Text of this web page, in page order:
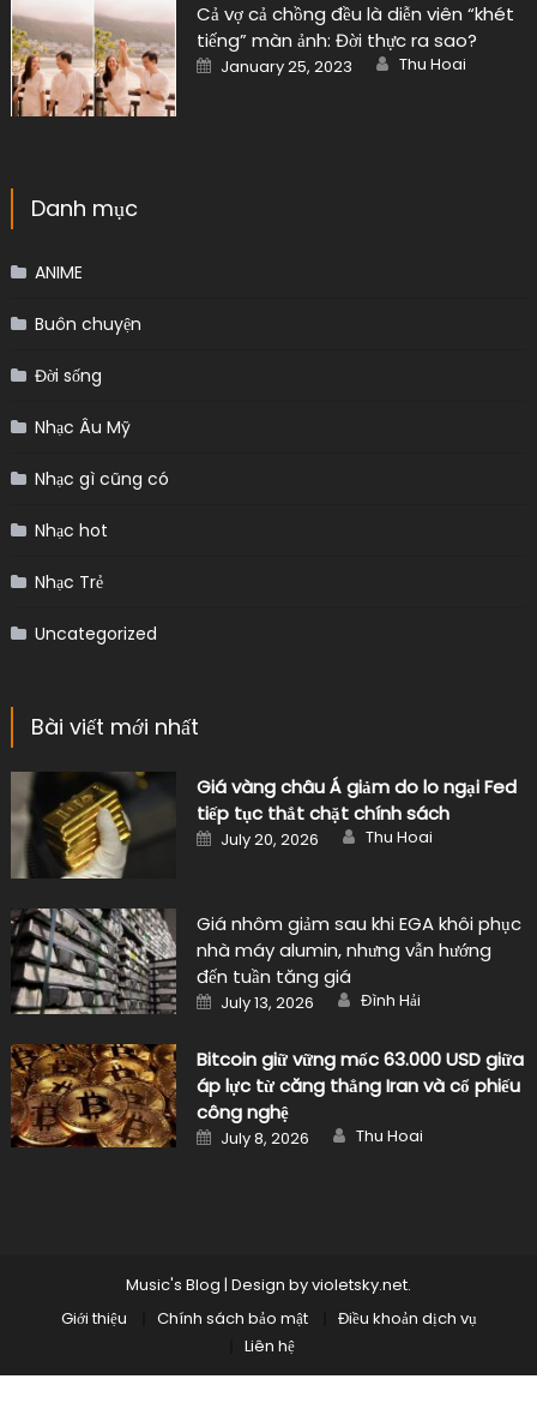
Cả vợ cả chồng đều là diễn viên “khét
tiếng” màn ảnh: Đời thực ra sao?
Posted
on
January 25, 2023 Author
Thu Hoai
Danh mục
ANIME
Buôn chuyện
Đời sống
Nhạc Âu Mỹ
Nhạc gì cũng có
Nhạc hot
Nhạc Trẻ
Uncategorized
Bài viết mới nhất
Giá vàng châu Á giảm do lo ngại Fed
tiếp tục thắt chặt chính sách
Posted
on
July 20, 2026 Author
Thu Hoai
Giá nhôm giảm sau khi EGA khôi phục
nhà máy alumin, nhưng vẫn hướng
đến tuần tăng giá
Posted
on
July 13, 2026 Author
Đình Hải
Bitcoin giữ vững mốc 63.000 USD giữa
áp lực từ căng thẳng Iran và cổ phiếu
công nghệ
Posted
on
July 8, 2026 Author
Thu Hoai
Music's Blog | Design byvioletsky.net.
Giới thiệu
Chính sách bảo mật
Điều khoản dịch vụ
Liên hệ